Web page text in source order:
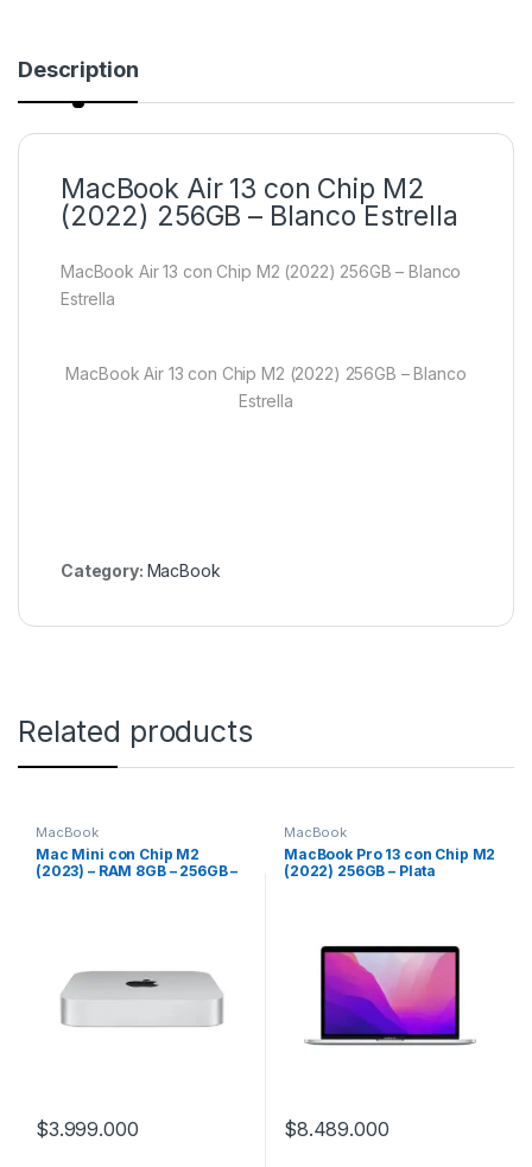
Description
MacBook Air 13 con Chip M2
(2022) 256GB – Blanco Estrella
MacBook Air 13 con Chip M2 (2022) 256GB – Blanco
Estrella
MacBook Air 13 con Chip M2 (2022) 256GB – Blanco
Estrella
Category: MacBook
Related products
MacBook
Mac Mini con Chip M2
(2023) – RAM 8GB – 256GB –
$3.999.000
MacBook
MacBook Pro 13 con Chip M2
(2022) 256GB – Plata
$8.489.000